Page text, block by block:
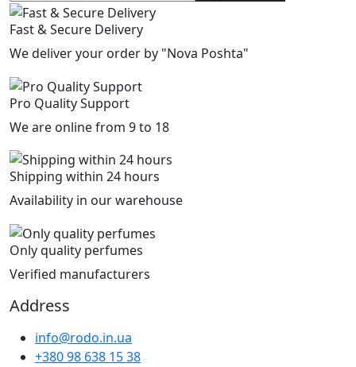
Fast & Secure Delivery
We deliver your order by "Nova Poshta"
Pro Quality Support
We are online from 9 to 18
Shipping within 24 hours
Availability in our warehouse
Only quality perfumes
Verified manufacturers
Address
info@rodo.in.ua
+380 98 638 15 38